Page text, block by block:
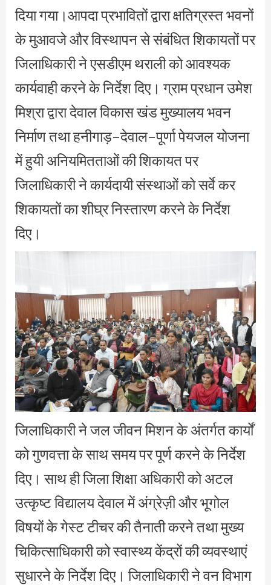
दिया गया।आपदा प्रभावितों द्वारा क्षतिग्रस्त भवनों
के मुआवजे और विस्थापन से संबंधित शिकायतों पर
जिलाधिकारी ने एसडीएम थराली को आवश्यक
कार्यवाही करने के निर्देश दिए। ग्राम प्रधान उमेश
मिश्रा द्वारा देवाल विकास खंड मुख्यालय भवन
निर्माण तथा हनीगाड़–देवाल–पूर्णा पेयजल योजना
में हुयी अनियमितताओं की शिकायत पर
जिलाधिकारी ने कार्यदायी संस्थाओं को सर्वे कर
शिकायतों का शीघ्र निस्तारण करने के निर्देश
दिए।
जिलाधिकारी ने जल जीवन मिशन के अंतर्गत कार्यों
को गुणवत्ता के साथ समय पर पूर्ण करने के निर्देश
दिए। साथ ही जिला शिक्षा अधिकारी को अटल
उत्कृष्ट विद्यालय देवाल में अंग्रेज़ी और भूगोल
विषयों के गेस्ट टीचर की तैनाती करने तथा मुख्य
चिकित्साधिकारी को स्वास्थ्य केंद्रों की व्यवस्थाएं
सुधारने के निर्देश दिए। जिलाधिकारी ने वन विभाग